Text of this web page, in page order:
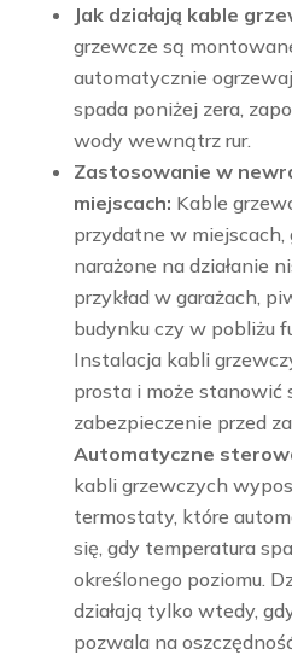
Jak działają kable
grzewcze są
automatycznie
spada poniżej zera,
wody wewnątrz rur.
Zastosowanie w
miejscach: Kable
przydatne w miejscach,
narażone na działanie
przykład w garażach,
budynku czy w pobliżu
Instalacja kabli
prosta i może stanowić
zabezpieczenie przed
Automatyczne
kabli grzewczych
termostaty, które
się, gdy temperatura
określonego poziomu.
działają tylko wtedy,
pozwala na